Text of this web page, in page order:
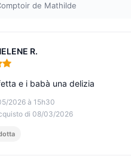
de Mathilde
R.
5
2026 à 15h30
di 08/03/2026
e i babà una delizia